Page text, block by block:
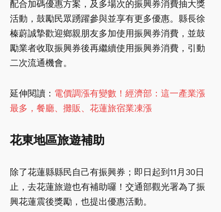
配合加碼優惠方案，及多場次的振興券消費抽大獎
活動，鼓勵民眾踴躍參與並享有更多優惠。縣長徐
榛蔚誠摯歡迎鄉親朋友多加使用振興券消費，並鼓
勵業者收取振興券後再繼續使用振興券消費，引動
二次流通機會。
延伸閱讀： 電價調漲有變數！經濟部：這一產業漲
最多，餐廳、攤販、花蓮旅宿業凍漲
花東地區旅遊補助
除了花蓮縣縣民自己有振興券；即日起到11月30日
止，去花蓮旅遊也有補助囉！交通部觀光署為了振
興花蓮震後獎勵，也提出優惠活動。